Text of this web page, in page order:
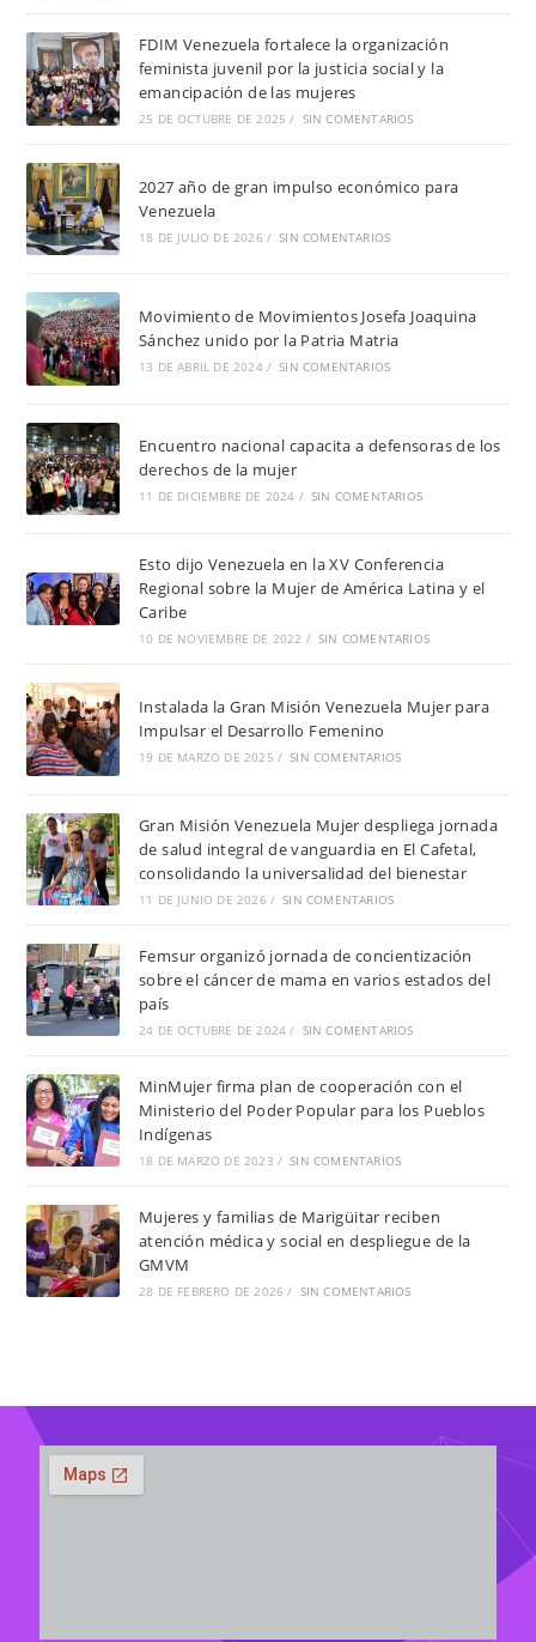
FDIM Venezuela fortalece la organización
feminista juvenil por la justicia social y la
emancipación de las mujeres
25 DE OCTUBRE DE 2025 / SIN COMENTARIOS
2027 año de gran impulso económico para
Venezuela
18 DE JULIO DE 2026 / SIN COMENTARIOS
Movimiento de Movimientos Josefa Joaquina
Sánchez unido por la Patria Matria
13 DE ABRIL DE 2024 / SIN COMENTARIOS
Encuentro nacional capacita a defensoras de los
derechos de la mujer
11 DE DICIEMBRE DE 2024 / SIN COMENTARIOS
Esto dijo Venezuela en la XV Conferencia
Regional sobre la Mujer de América Latina y el
Caribe
10 DE NOVIEMBRE DE 2022 / SIN COMENTARIOS
Instalada la Gran Misión Venezuela Mujer para
Impulsar el Desarrollo Femenino
19 DE MARZO DE 2025 / SIN COMENTARIOS
Gran Misión Venezuela Mujer despliega jornada
de salud integral de vanguardia en El Cafetal,
consolidando la universalidad del bienestar
11 DE JUNIO DE 2026 / SIN COMENTARIOS
Femsur organizó jornada de concientización
sobre el cáncer de mama en varios estados del
país
24 DE OCTUBRE DE 2024 / SIN COMENTARIOS
MinMujer firma plan de cooperación con el
Ministerio del Poder Popular para los Pueblos
Indígenas
18 DE MARZO DE 2023 / SIN COMENTARIOS
Mujeres y familias de Marigüitar reciben
atención médica y social en despliegue de la
GMVM
28 DE FEBRERO DE 2026 / SIN COMENTARIOS